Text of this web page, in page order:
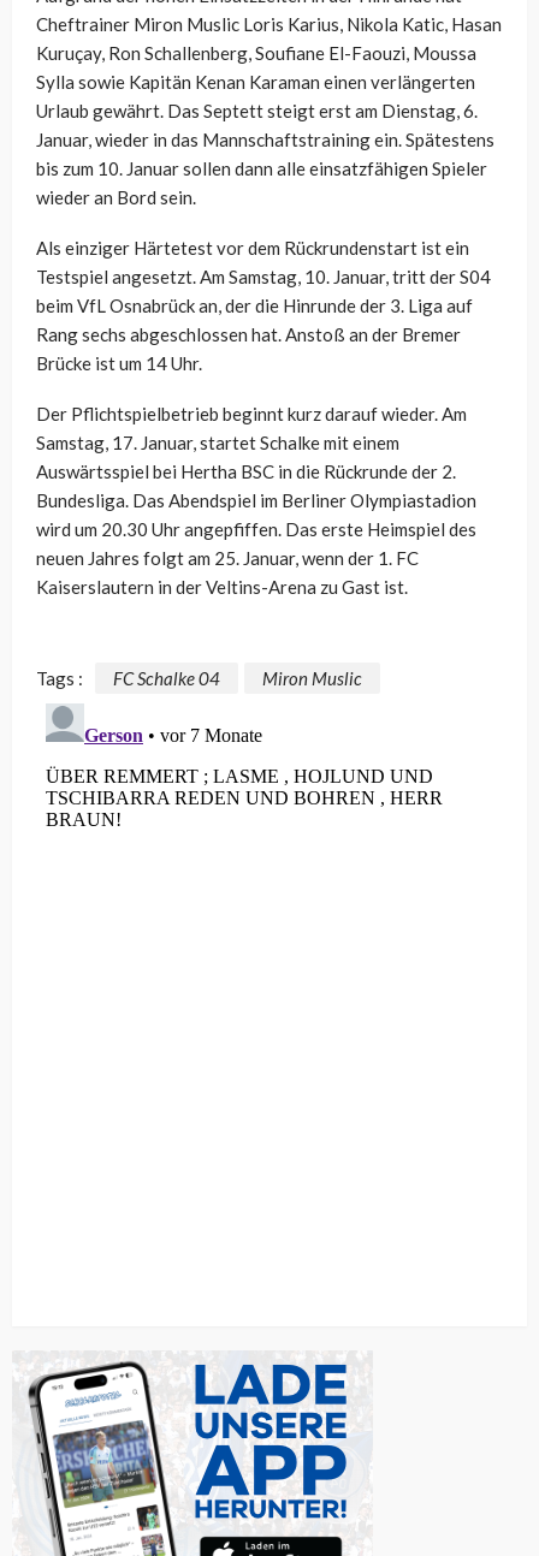
Cheftrainer Miron Muslic Loris Karius, Nikola Katic, Hasan
Kuruçay, Ron Schallenberg, Soufiane El-Faouzi, Moussa
Sylla sowie Kapitän Kenan Karaman einen verlängerten
Urlaub gewährt. Das Septett steigt erst am Dienstag, 6.
Januar, wieder in das Mannschaftstraining ein. Spätestens
bis zum 10. Januar sollen dann alle einsatzfähigen Spieler
wieder an Bord sein.
Als einziger Härtetest vor dem Rückrundenstart ist ein
Testspiel angesetzt. Am Samstag, 10. Januar, tritt der S04
beim VfL Osnabrück an, der die Hinrunde der 3. Liga auf
Rang sechs abgeschlossen hat. Anstoß an der Bremer
Brücke ist um 14 Uhr.
Der Pflichtspielbetrieb beginnt kurz darauf wieder. Am
Samstag, 17. Januar, startet Schalke mit einem
Auswärtsspiel bei Hertha BSC in die Rückrunde der 2.
Bundesliga. Das Abendspiel im Berliner Olympiastadion
wird um 20.30 Uhr angepfiffen. Das erste Heimspiel des
neuen Jahres folgt am 25. Januar, wenn der 1. FC
Kaiserslautern in der Veltins-Arena zu Gast ist.
Tags : FC Schalke 04 Miron Muslic